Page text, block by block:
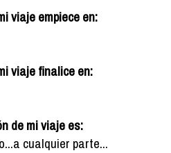
viaje empiece en:
viaje finalice en:
de mi viaje es:
cualquier parte...